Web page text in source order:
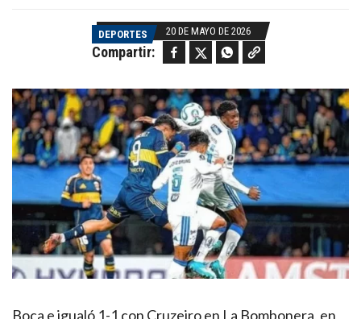
DEPORTES 20 DE MAYO DE 2026
Compartir: Facebook Twitter WhatsApp Copy link
Boca e igualó 1-1 con Cruzeiro en La Bombonera, en